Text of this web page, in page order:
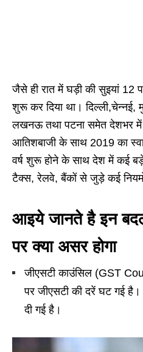
जैसे ही रात में घड़ी की सुइयां 12
शुरू कर दिया था। दिल्ली,चेन्नई,
लखनऊ तथा पटना समेत देशभर में
आतिशबाजी के साथ 2019 का
वर्ष शुरू होने के साथ देश में कई
टैक्स, रेलवे, बैंकों से जुड़े कई
आइये जानते है इन
पर क्या असर होगा
जीएसटी काउंसिल (GST
पर जीएसटी की दरें घट गई
दी गई है।